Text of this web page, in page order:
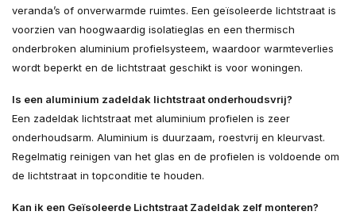
veranda’s of onverwarmde ruimtes. Een geïsoleerde lichtstraat is
voorzien van hoogwaardig isolatieglas en een thermisch
onderbroken aluminium profielsysteem, waardoor warmteverlies
wordt beperkt en de lichtstraat geschikt is voor woningen.
Is een aluminium zadeldak lichtstraat onderhoudsvrij?
Een zadeldak lichtstraat met aluminium profielen is zeer
onderhoudsarm. Aluminium is duurzaam, roestvrij en kleurvast.
Regelmatig reinigen van het glas en de profielen is voldoende om
de lichtstraat in topconditie te houden.
Kan ik een Geïsoleerde Lichtstraat Zadeldak zelf monteren?